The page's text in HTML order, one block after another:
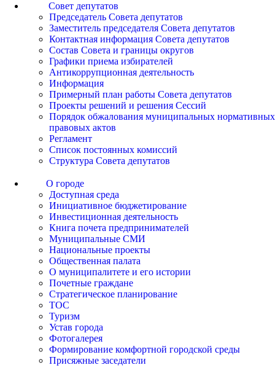
Совет депутатов
Председатель Совета депутатов
Заместитель председателя Совета депутатов
Контактная информация Совета депутатов
Состав Совета и границы округов
Графики приема избирателей
Антикоррупционная деятельность
Информация
Примерный план работы Совета депутатов
Проекты решений и решения Сессий
Порядок обжалования муниципальных нормативных
правовых актов
Регламент
Список постоянных комиссий
Структура Совета депутатов
О городе
Доступная среда
Инициативное бюджетирование
Инвестиционная деятельность
Книга почета предпринимателей
Муниципальные СМИ
Национальные проекты
Общественная палата
О муниципалитете и его истории
Почетные граждане
Стратегическое планирование
ТОС
Туризм
Устав города
Фотогалерея
Формирование комфортной городской среды
Присяжные заседатели